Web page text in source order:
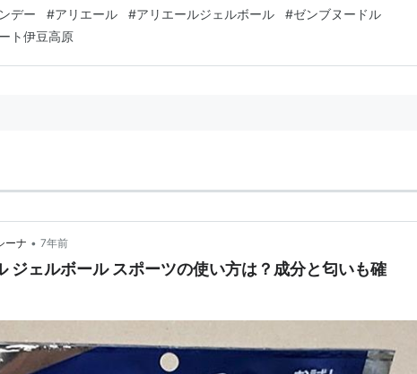
リゾート伊豆高原 posted with トマレバ 静岡県伊東…
デー #アリエール #アリエールジェルボール #ゼンブヌードル
ト伊豆高原
ーナ • 7年前
ジェルボール スポーツの使い方は？成分と匂いも確